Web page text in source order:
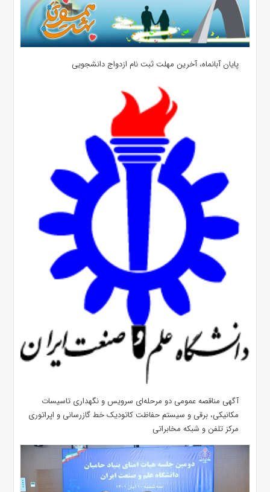
پایان آبانماه، آخرین مهلت ثبت نام ازدواج دانشجویی
آگهی مناقصه عمومی دو مرحله‌ای سرویس و نگهداری تاسیسات
مکانیکی، برقی و سیستم حفاظت کاتودیک خط گازرسانی و اپراتوری
مرکز تلفن و شبکه مخابراتی